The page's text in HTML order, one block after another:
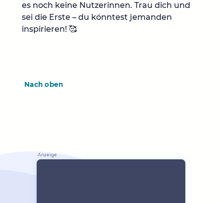
es noch keine Nutzerinnen. Trau dich und
sei die Erste – du könntest jemanden
inspirieren! 🥰
Nach oben